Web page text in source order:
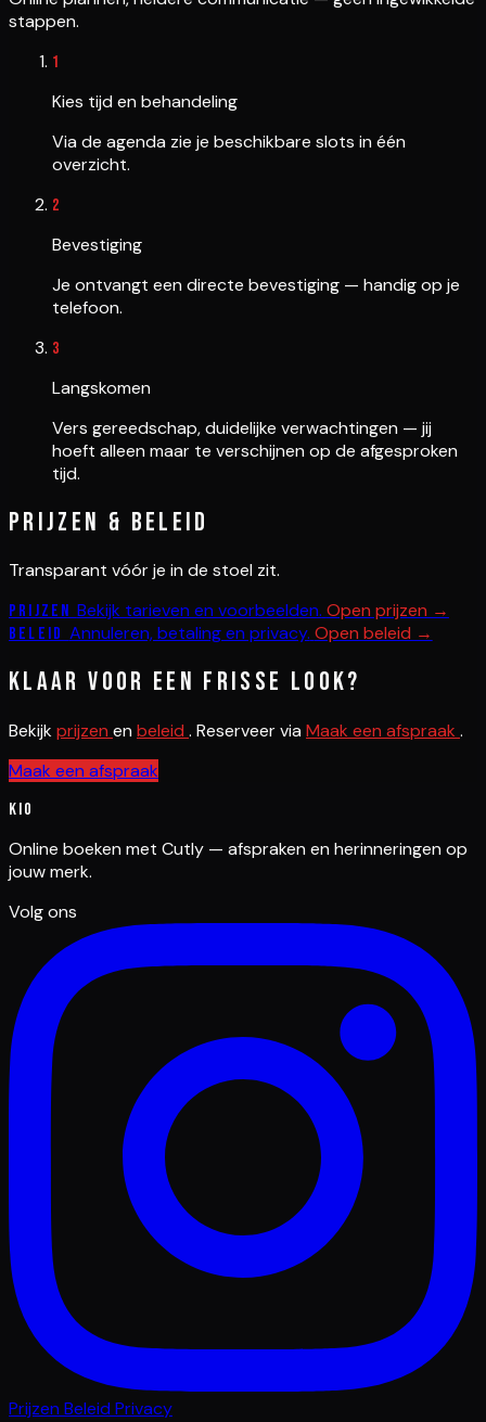
stappen.
1
Kies tijd en behandeling
Via de agenda zie je beschikbare slots in één
overzicht.
2
Bevestiging
Je ontvangt een directe bevestiging — handig op je
telefoon.
3
Langskomen
Vers gereedschap, duidelijke verwachtingen — jij
hoeft alleen maar te verschijnen op de afgesproken
tijd.
Prijzen & beleid
Transparant vóór je in de stoel zit.
Prijzen Bekijk tarieven en voorbeelden. Open prijzen →
Beleid Annuleren, betaling en privacy. Open beleid →
Klaar voor een frisse look?
Bekijkprijzen en beleid . Reserveer via Maak een afspraak .
Maak een afspraak
Kio
Online boeken met Cutly — afspraken en herinneringen op
jouw merk.
Volg ons
Prijzen Beleid Privacy